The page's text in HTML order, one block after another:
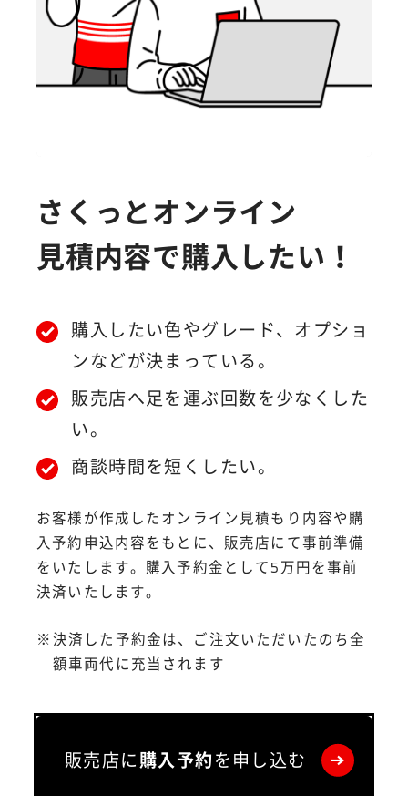
さくっとオンライン
見積内容で購入したい！
購入したい色やグレード、オプショ
ンなどが決まっている。
販売店へ足を運ぶ回数を少なくした
い。
商談時間を短くしたい。
お客様が作成したオンライン見積もり内容や購
入予約申込内容をもとに、販売店にて事前準備
をいたします。購入予約金として5万円を事前
決済いたします。
決済した予約金は、ご注文いただいたのち全
額車両代に充当されます
販売店に 購入予約 を申し込む